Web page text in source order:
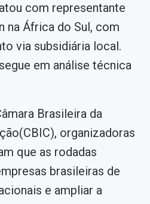
com representante
na África do Sul, com
via subsidiária local.
em análise técnica
Brasileira da
organizadoras
que as rodadas
brasileiras de
e ampliar a